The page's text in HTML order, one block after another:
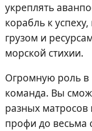
укреплять
корабль к
грузом и
морской стихии.
Огромную роль в
команда. Вы
разных
профи до весьма